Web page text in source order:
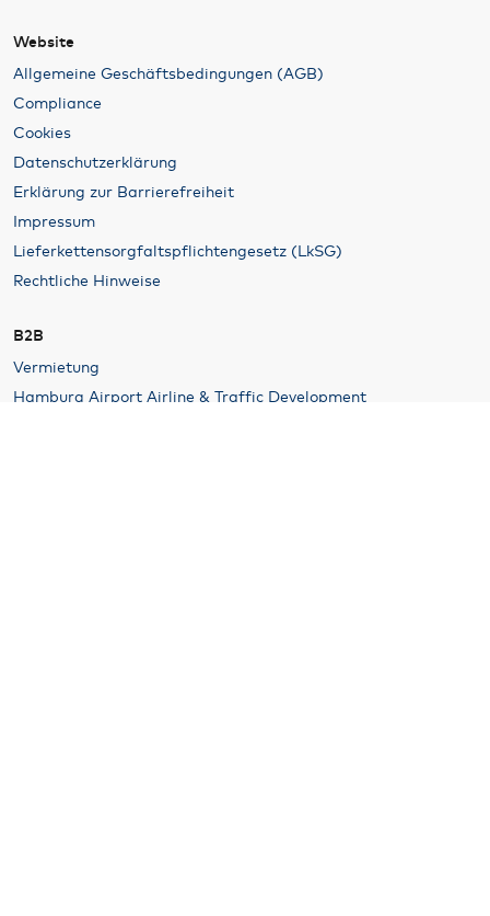
Website
Allgemeine Geschäftsbedingungen (AGB)
Compliance
Cookies
Datenschutzerklärung
Erklärung zur Barrierefreiheit
Impressum
Lieferkettensorgfaltspflichtengesetz (LkSG)
Rechtliche Hinweise
B2B
Vermietung
Hamburg Airport Airline & Traffic Development